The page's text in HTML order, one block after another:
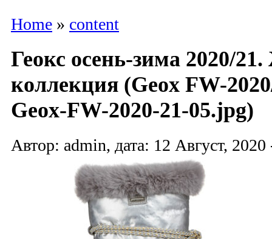
Home » content
Геокс осень-зима 2020/
коллекция (Geox FW-
Geox-FW-2020-21-05.jpg)
Автор: admin, дата: 12 Август, 2020